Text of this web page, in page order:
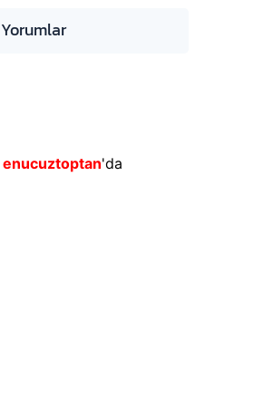
Yorumlar
enucuztoptan'da